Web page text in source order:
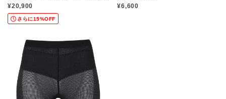
HZY279
¥20,900
さらに15%OFF
¥6,600